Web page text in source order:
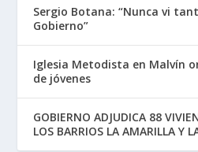
Sergio Botana: “Nunca vi
Gobierno”
Iglesia Metodista en Malvín
de jóvenes
GOBIERNO ADJUDICA 88
LOS BARRIOS LA AMARILLA Y